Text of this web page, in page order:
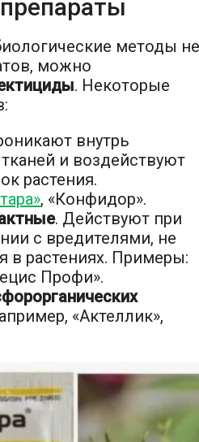
методы не
можно
. Некоторые
внутрь
и воздействуют
растения.
, «Конфидор».
. Действуют при
с вредителями, не
в растениях. Примеры:
Профи».
«Актеллик»,